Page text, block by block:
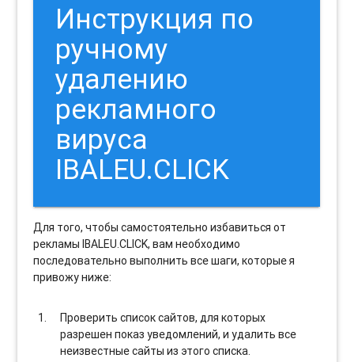
Инструкция по
ручному
удалению
рекламного
вируса
IBALEU.CLICK
Для того, чтобы самостоятельно избавиться от
рекламы IBALEU.CLICK, вам необходимо
последовательно выполнить все шаги, которые я
привожу ниже:
Проверить список сайтов, для которых
разрешен показ уведомлений, и удалить все
неизвестные сайты из этого списка.